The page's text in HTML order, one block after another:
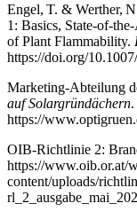
Engel, T. & Werther,
1: Basics, State-of-
of Plant Flammability.
https://doi.org/
Marketing-Abteilung
auf Solargründächern.
https://
OIB-Richtlinie 2:
https://www.oib.or.at/
content/uploads/